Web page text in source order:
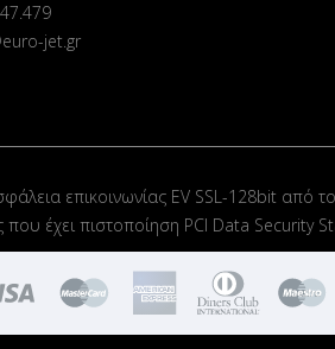
jet.gr
επικοινωνίας EV SSL-128bit από
έχει πιστοποίηση PCI Data Security